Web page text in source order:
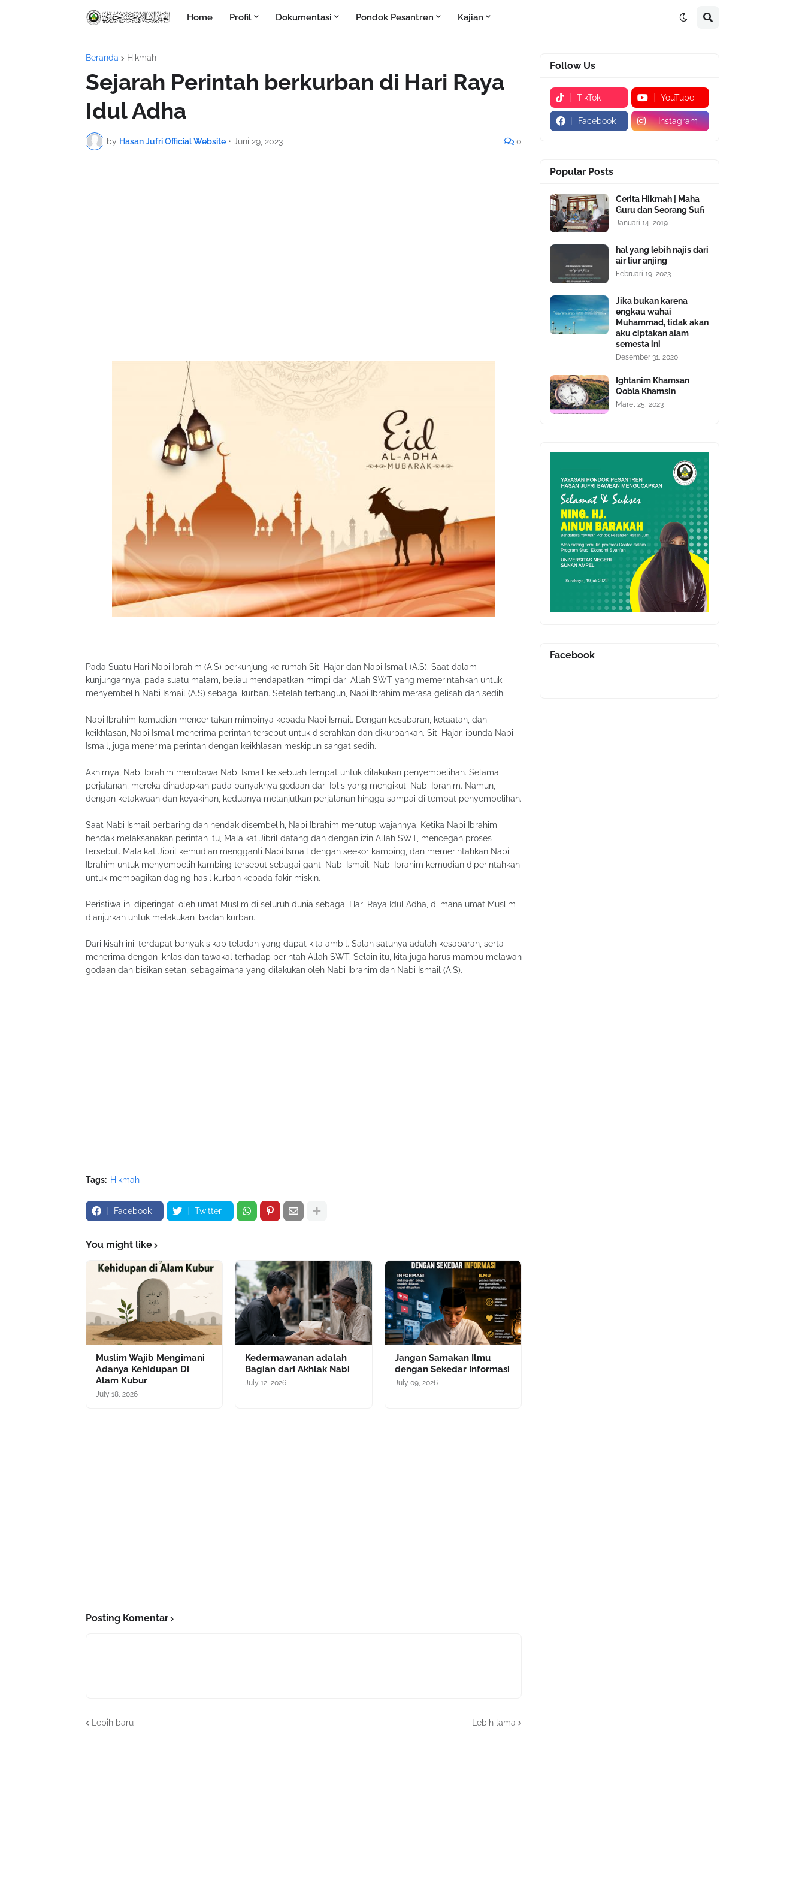
Home Profil Dokumentasi Pondok Pesantren Kajian
Beranda Hikmah
Sejarah Perintah berkurban di Hari Raya
Idul Adha
by Hasan Jufri Official Website • Juni 29, 2023 0
Pada Suatu Hari Nabi Ibrahim (A.S) berkunjung ke rumah Siti Hajar dan Nabi Ismail (A.S). Saat dalam
kunjungannya, pada suatu malam, beliau mendapatkan mimpi dari Allah SWT yang memerintahkan untuk
menyembelih Nabi Ismail (A.S) sebagai kurban. Setelah terbangun, Nabi Ibrahim merasa gelisah dan sedih.
Nabi Ibrahim kemudian menceritakan mimpinya kepada Nabi Ismail. Dengan kesabaran, ketaatan, dan
keikhlasan, Nabi Ismail menerima perintah tersebut untuk diserahkan dan dikurbankan. Siti Hajar, ibunda Nabi
Ismail, juga menerima perintah dengan keikhlasan meskipun sangat sedih.
Akhirnya, Nabi Ibrahim membawa Nabi Ismail ke sebuah tempat untuk dilakukan penyembelihan. Selama
perjalanan, mereka dihadapkan pada banyaknya godaan dari Iblis yang mengikuti Nabi Ibrahim. Namun,
dengan ketakwaan dan keyakinan, keduanya melanjutkan perjalanan hingga sampai di tempat penyembelihan.
Saat Nabi Ismail berbaring dan hendak disembelih, Nabi Ibrahim menutup wajahnya. Ketika Nabi Ibrahim
hendak melaksanakan perintah itu, Malaikat Jibril datang dan dengan izin Allah SWT, mencegah proses
tersebut. Malaikat Jibril kemudian mengganti Nabi Ismail dengan seekor kambing, dan memerintahkan Nabi
Ibrahim untuk menyembelih kambing tersebut sebagai ganti Nabi Ismail. Nabi Ibrahim kemudian diperintahkan
untuk membagikan daging hasil kurban kepada fakir miskin.
Peristiwa ini diperingati oleh umat Muslim di seluruh dunia sebagai Hari Raya Idul Adha, di mana umat Muslim
dianjurkan untuk melakukan ibadah kurban.
Dari kisah ini, terdapat banyak sikap teladan yang dapat kita ambil. Salah satunya adalah kesabaran, serta
menerima dengan ikhlas dan tawakal terhadap perintah Allah SWT. Selain itu, kita juga harus mampu melawan
godaan dan bisikan setan, sebagaimana yang dilakukan oleh Nabi Ibrahim dan Nabi Ismail (A.S).
Tags: Hikmah
Facebook Twitter
You might like
Muslim Wajib Mengimani
Adanya Kehidupan Di
Alam Kubur
July 18, 2026
Kedermawanan adalah
Bagian dari Akhlak Nabi
July 12, 2026
Jangan Samakan Ilmu
dengan Sekedar Informasi
July 09, 2026
Posting Komentar
Lebih baru Lebih lama
Follow Us
TikTok YouTube
Facebook Instagram
Popular Posts
Cerita Hikmah | Maha
Guru dan Seorang Sufi
Januari 14, 2019
hal yang lebih najis dari
air liur anjing
Februari 19, 2023
Jika bukan karena
engkau wahai
Muhammad, tidak akan
aku ciptakan alam
semesta ini
Desember 31, 2020
Ightanim Khamsan
Qobla Khamsin
Maret 25, 2023
Facebook